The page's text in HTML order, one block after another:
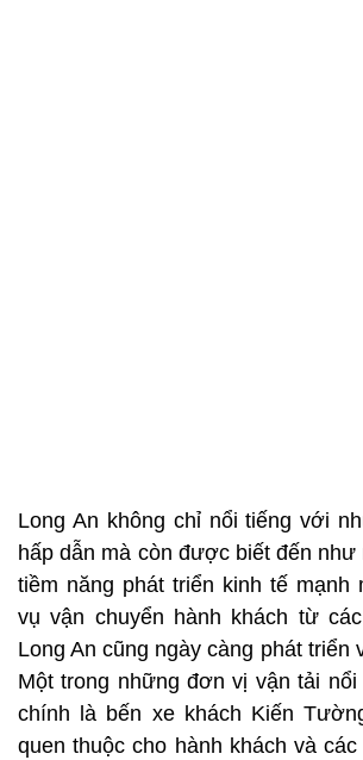
Long An không chỉ nổi tiếng với
hấp dẫn mà còn được biết đến như
tiềm năng phát triển kinh tế mạnh
vụ vận chuyển hành khách từ
Long An cũng ngày càng phát triển
Một trong những đơn vị vận tải
chính là bến xe khách Kiến
quen thuộc cho hành khách và